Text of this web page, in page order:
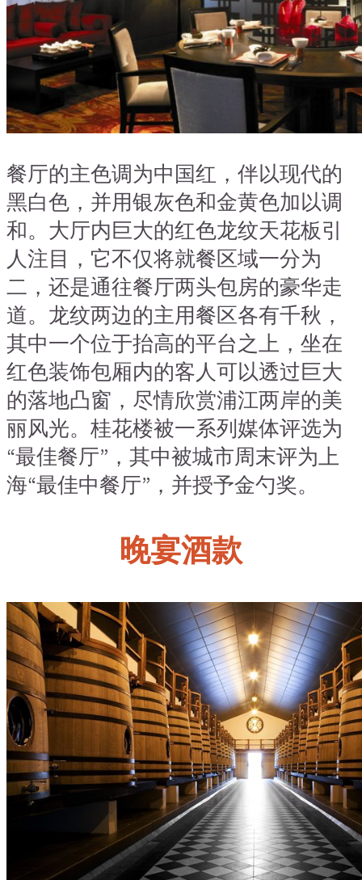
餐厅的主色调为中国红 ， 伴以现代的
黑白色 ， 并用银灰色和金黄色加以调
和。大厅内巨大的红色龙纹天花板引
人注目 ， 它不仅将就餐区域一分为
二 ， 还是通往餐厅两头包房的豪华走
道。龙纹两边的主用餐区各有千秋 ，
其中一个位于抬高的平台之上 ， 坐在
红色装饰包厢内的客人可以透过巨大
的落地凸窗 ， 尽情欣赏浦江两岸的美
丽风光。桂花楼被一系列媒体评选为
“最佳餐厅”， 其中被城市周末评为上
海“最佳中餐厅”， 并授予金勺奖。
晚宴酒款